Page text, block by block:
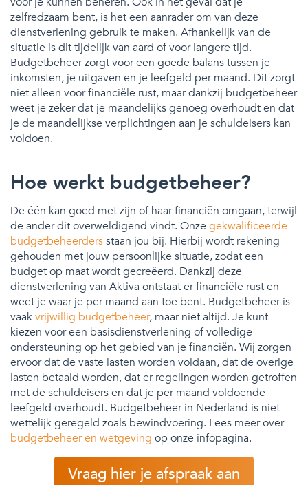
zelfredzaam bent, is het een aanrader om van deze
dienstverlening gebruik te maken. Afhankelijk van de
situatie is dit tijdelijk van aard of voor langere tijd.
Budgetbeheer zorgt voor een goede balans tussen je
inkomsten, je uitgaven en je leefgeld per maand. Dit zorgt
niet alleen voor financiële rust, maar dankzij budgetbeheer
weet je zeker dat je maandelijks genoeg overhoudt en dat
je de maandelijkse verplichtingen aan je schuldeisers kan
voldoen.
Hoe werkt budgetbeheer?
De één kan goed met zijn of haar financiën omgaan, terwijl
de ander dit overweldigend vindt. Onze gekwalificeerde
budgetbeheerdersstaan jou bij. Hierbij wordt rekening
gehouden met jouw persoonlijke situatie, zodat een
budget op maat wordt gecreëerd. Dankzij deze
dienstverlening van Aktiva ontstaat er financiële rust en
weet je waar je per maand aan toe bent. Budgetbeheer is
vaakvrijwillig budgetbeheer, maar niet altijd. Je kunt
kiezen voor een basisdienstverlening of volledige
ondersteuning op het gebied van je financiën. Wij zorgen
ervoor dat de vaste lasten worden voldaan, dat de overige
lasten betaald worden, dat er regelingen worden getroffen
met de schuldeisers en dat je per maand voldoende
leefgeld overhoudt. Budgetbeheer in Nederland is niet
wettelijk geregeld zoals bewindvoering. Lees meer over
budgetbeheer en wetgeving op onze infopagina.
Vraag hier je afspraak aan